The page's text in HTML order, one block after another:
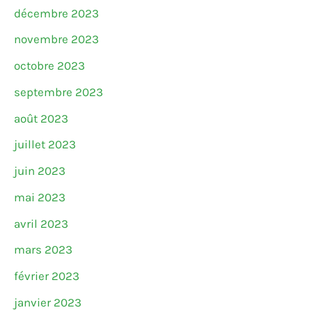
décembre 2023
novembre 2023
octobre 2023
septembre 2023
août 2023
juillet 2023
juin 2023
mai 2023
avril 2023
mars 2023
février 2023
janvier 2023